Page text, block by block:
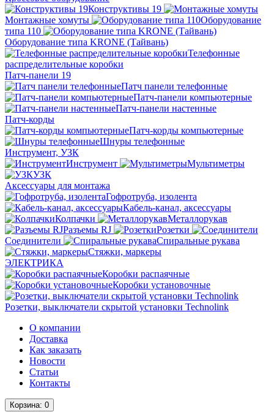
Конструктивы 19
Монтажные хомуты
Оборудование
типа 110
Оборудование типа KRONE (Тайвань)
Телефонные
распределительные коробки
Патч-панели 19
Патч панели телефонные
Патч-панели компьютерные
Патч-панели настенные
Патч-корды
Патч-корды компьютерные
Шнуры телефонные
Инструмент, УЗК
Инструмент
Мультиметры
УЗК
Аксессуары для монтажа
Гофротруба, изолента
Кабель-канал, аксессуары
Колпачки
Металлорукав
Разъемы RJ
Розетки
Соединители
Спиральные рукава
Стяжки, маркеры
ЭЛЕКТРИКА
Коробки распаячные
Коробки установочные
Розетки, выключатели скрытой установки Technolink
О компании
Доставка
Как заказать
Новости
Статьи
Контакты
Корзина: 0